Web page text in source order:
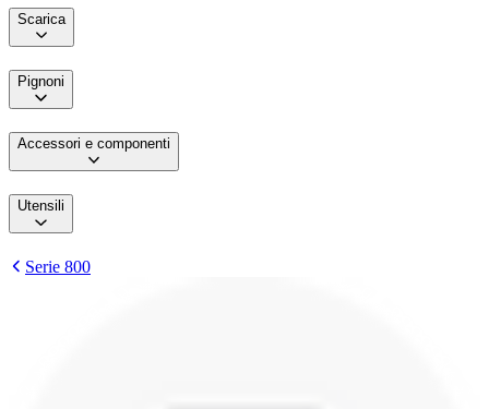
Scarica
Pignoni
Accessori e componenti
Utensili
Serie 800